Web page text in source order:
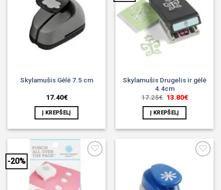
Skylamušis Gėlė 7.5 cm
17.40€
Į KREPŠELĮ
Noriu!
Skylamušis Drugelis ir gėlė
4.4cm
17.25€ Original
was:
17.25€.
13.80€Current
Į KREPŠELĮ
-20%